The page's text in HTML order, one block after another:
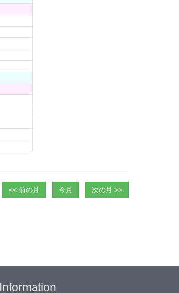
<< 前の月 今月 次の月 >>
Information